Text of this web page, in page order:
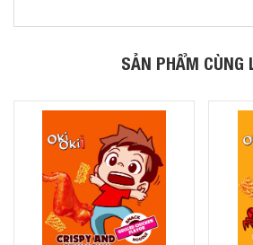
SẢN PHẨM CÙNG